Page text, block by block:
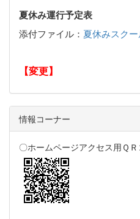
夏休み運行予定表
添付ファイル： 夏休みスク
【変更】
情報コーナー
〇ホームページアクセス用ＱＲ